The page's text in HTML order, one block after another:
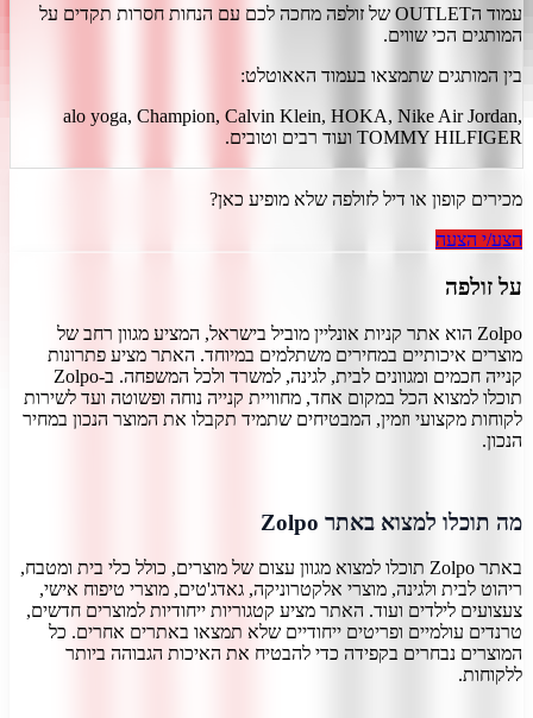
עמוד הOUTLET של זולפה מחכה לכם עם הנחות חסרות תקדים על
המותגים הכי שווים.
בין המותגים שתמצאו בעמוד האאוטלט:
alo yoga, Champion, Calvin Klein, HOKA, Nike Air Jordan,
TOMMY HILFIGER ועוד רבים וטובים.
מכירים קופון או דיל לזולפה שלא מופיע כאן?
הצע/י הצעה
על זולפה
Zolpo הוא אתר קניות אונליין מוביל בישראל, המציע מגוון רחב של
מוצרים איכותיים במחירים משתלמים במיוחד. האתר מציע פתרונות
קנייה חכמים ומגוונים לבית, לגינה, למשרד ולכל המשפחה. ב-Zolpo
תוכלו למצוא הכל במקום אחד, מחוויית קנייה נוחה ופשוטה ועד לשירות
לקוחות מקצועי וזמין, המבטיחים שתמיד תקבלו את המוצר הנכון במחיר
הנכון.
מה תוכלו למצוא באתר Zolpo
באתר Zolpo תוכלו למצוא מגוון עצום של מוצרים, כולל כלי בית ומטבח,
ריהוט לבית ולגינה, מוצרי אלקטרוניקה, גאדג'טים, מוצרי טיפוח אישי,
צעצועים לילדים ועוד. האתר מציע קטגוריות ייחודיות למוצרים חדשים,
טרנדים עולמיים ופריטים ייחודיים שלא תמצאו באתרים אחרים. כל
המוצרים נבחרים בקפידה כדי להבטיח את האיכות הגבוהה ביותר
ללקוחות.